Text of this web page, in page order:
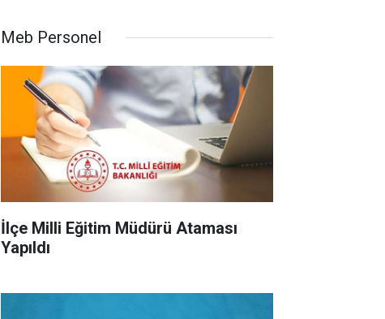
Meb Personel
İlçe Milli Eğitim Müdürü Ataması
Yapıldı